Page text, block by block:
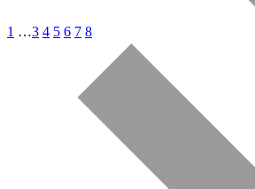
1 …3 4 5 6 7 8